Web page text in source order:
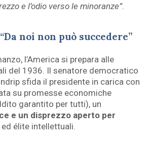
e l’odio verso le minoranze”.
noi non può succedere”
l’America si prepara alle
del 1936. Il senatore democratico
sfida il presidente in carica con
su promesse economiche
garantito per tutti), un
e un disprezzo aperto per
ed élite intellettuali.